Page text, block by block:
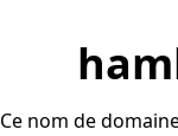
Ce nom de